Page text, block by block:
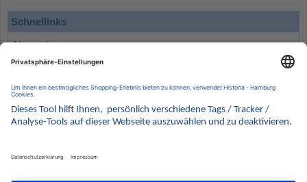
Schnellinks
Monatsliste
Angebote
Wissenswertes
Kontakt